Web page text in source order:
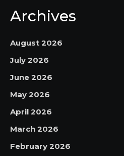
Archives
August 2026
July 2026
June 2026
May 2026
April 2026
March 2026
February 2026